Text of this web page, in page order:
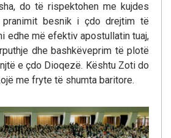
do të rispektohen me kujdes
pranimit besnik i çdo drejtim të
edhe më efektiv apostullatin tuaj,
dhe bashkëveprim të plotë
e çdo Dioqezë. Kështu Zoti do
me fryte të shumta baritore.